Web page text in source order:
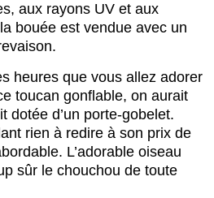
aux rayons UV et aux
bouée est vendue avec un
heures que vous allez adorer
toucan gonflable, on aurait
dotée d’un porte-gobelet.
rien à redire à son prix de
L’adorable oiseau
sûr le chouchou de toute